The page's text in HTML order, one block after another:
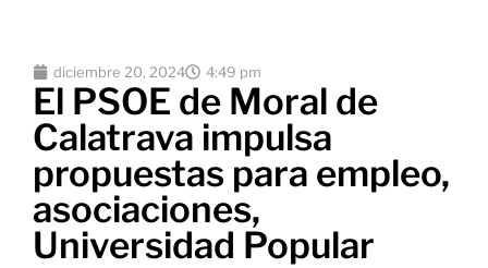
diciembre 20, 2024 4:49 pm
El PSOE de Moral de
Calatrava impulsa
propuestas para empleo,
asociaciones,
Universidad Popular